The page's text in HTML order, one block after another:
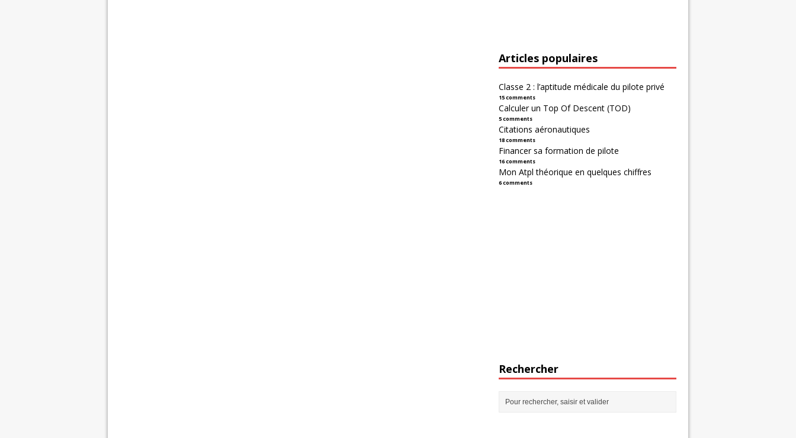
Articles populaires
Classe 2 : l’aptitude médicale du pilote privé
15 comments
Calculer un Top Of Descent (TOD)
5 comments
Citations aéronautiques
18 comments
Financer sa formation de pilote
16 comments
Mon Atpl théorique en quelques chiffres
6 comments
Rechercher